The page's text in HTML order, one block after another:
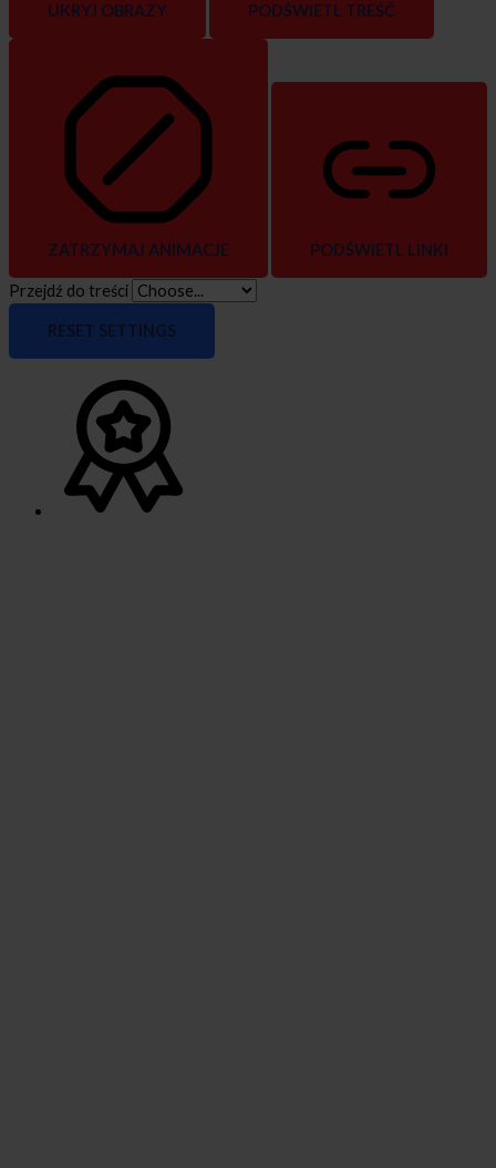
UKRYJ OBRAZY PODŚWIETL TREŚĆ
ZATRZYMAJ ANIMACJE PODŚWIETL LINKI
Przejdź do treści
RESET SETTINGS